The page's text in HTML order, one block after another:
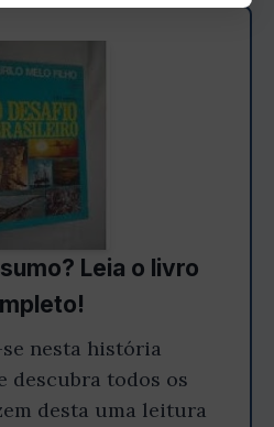
Leia o livro
nesta história
descubra todos os
desta uma leitura